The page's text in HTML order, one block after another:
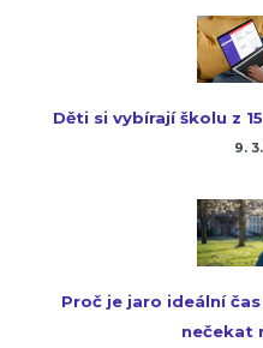
Děti si vybírají školu z
9.
Proč je jaro ideální
nečekat